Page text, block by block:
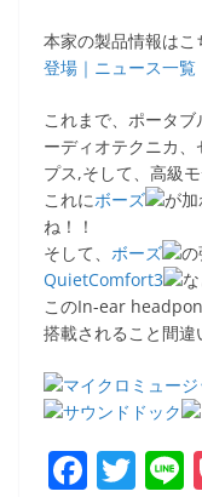
本家の製品情報は
登場｜ニュース一
これまで、ポータ
ーディオテクニカ、
プス,そして、高級
これにボーズ
が
ね！！
そして、 ボーズ の
QuietComfort3
このIn-ear
搭載されること間
F T